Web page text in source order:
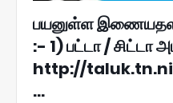
பயனுள்ள
:- 1) பட்டா / சிட்டா
http://
…